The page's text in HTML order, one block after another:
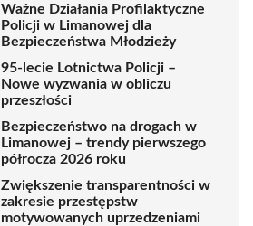
Ważne Działania Profilaktyczne
Policji w Limanowej dla
Bezpieczeństwa Młodzieży
95-lecie Lotnictwa Policji –
Nowe wyzwania w obliczu
przeszłości
Bezpieczeństwo na drogach w
Limanowej – trendy pierwszego
półrocza 2026 roku
Zwiększenie transparentności w
zakresie przestępstw
motywowanych uprzedzeniami